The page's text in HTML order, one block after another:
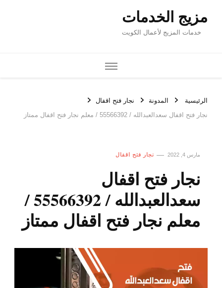
مزيج الخدمات
خدمات المزيج لأعمال الكويت
الرئيسية المدونة
نجار فتح اقفال
نجار فتح اقفال سعدالعبدالله / 55566392 / معلم نجار فتح اقفال ممتاز
مارس 4, 2022 نجار فتح اقفال
نجار فتح اقفال
سعدالعبدالله / 55566392 /
معلم نجار فتح اقفال ممتاز